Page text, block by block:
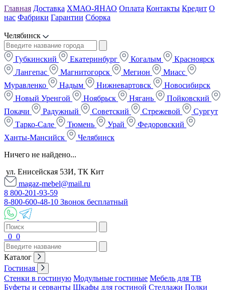
Главная Доставка ХМАО-ЯНАО Оплата Контакты Кредит О
нас Фабрики Гарантии Сборка
Челябинск
Губкинский Екатеринбург Когалым
Красноярск
Лангепас
Магнитогорск Мегион
Миасс
Муравленко
Надым Нижневартовск
Новосибирск
Новый Уренгой
Ноябрьск Нягань
Пойковский
Покачи
Радужный Советский Стрежевой
Сургут
Тарко-Сале
Тюмень Урай
Федоровский
Ханты-Мансийск
Челябинск
Ничего не найдено...
ул. Енисейская 53И, ТК Кит
magaz-mebel@mail.ru
8 800-201-93-59
8-800-600-48-10 Звонок бесплатный
0 0
Каталог
Гостиная
Стенки в гостиную Модульные гостиные Мебель для ТВ
Буфеты и серванты Шкафы для гостиной Стеллажи Полки